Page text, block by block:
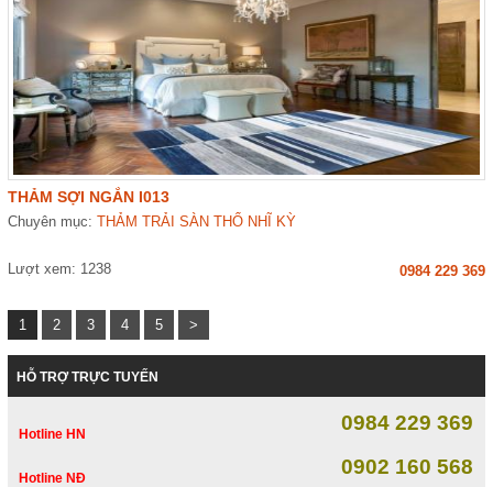
THẢM SỢI NGẮN I013
Chuyên mục:THẢM TRẢI SÀN THỔ NHĨ KỲ
Lượt xem: 1238 0984 229 369
1 2 3 4 5 >
HỖ TRỢ TRỰC TUYẾN
Hotline HN 0984 229 369
Hotline NĐ 0902 160 568